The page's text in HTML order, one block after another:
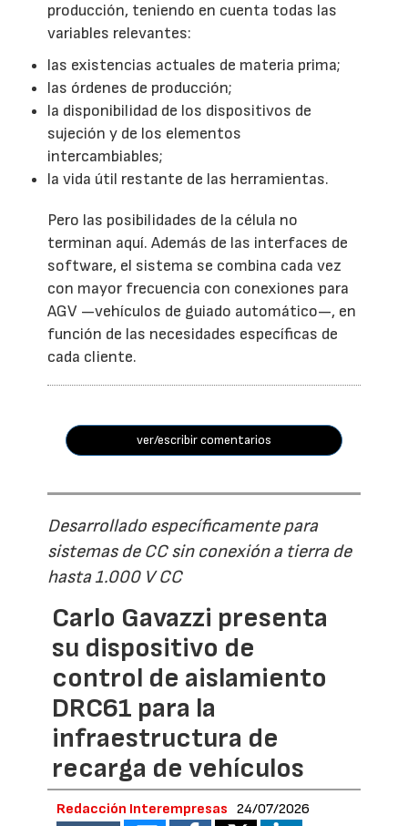
producción, teniendo en cuenta todas las
variables relevantes:
las existencias actuales de materia prima;
las órdenes de producción;
la disponibilidad de los dispositivos de
sujeción y de los elementos
intercambiables;
la vida útil restante de las herramientas.
Pero las posibilidades de la célula no
terminan aquí. Además de las interfaces de
software, el sistema se combina cada vez
con mayor frecuencia con conexiones para
AGV —vehículos de guiado automático—, en
función de las necesidades específicas de
cada cliente.
ver/escribir comentarios
Desarrollado específicamente para
sistemas de CC sin conexión a tierra de
hasta 1.000 V CC
Carlo Gavazzi presenta
su dispositivo de
control de aislamiento
DRC61 para la
infraestructura de
recarga de vehículos
Redacción Interempresas 24/07/2026